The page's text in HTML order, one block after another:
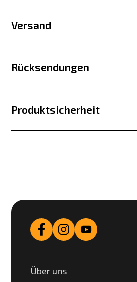
Versand
Rücksendungen
Produktsicherheit
Über uns